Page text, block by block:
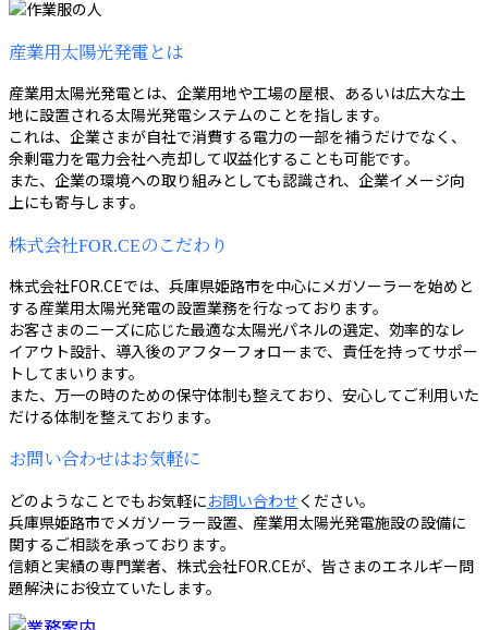
産業用太陽光発電とは
産業用太陽光発電とは、企業用地や工場の屋根、あるいは広大な土
地に設置される太陽光発電システムのことを指します。
これは、企業さまが自社で消費する電力の一部を補うだけでなく、
余剰電力を電力会社へ売却して収益化することも可能です。
また、企業の環境への取り組みとしても認識され、企業イメージ向
上にも寄与します。
株式会社FOR.CEのこだわり
株式会社FOR.CEでは、兵庫県姫路市を中心にメガソーラーを始めと
する産業用太陽光発電の設置業務を行なっております。
お客さまのニーズに応じた最適な太陽光パネルの選定、効率的なレ
イアウト設計、導入後のアフターフォローまで、責任を持ってサポー
トしてまいります。
また、万一の時のための保守体制も整えており、安心してご利用いた
だける体制を整えております。
お問い合わせはお気軽に
どのようなことでもお気軽にお問い合わせ ください。
兵庫県姫路市でメガソーラー設置、産業用太陽光発電施設の設備に
関するご相談を承っております。
信頼と実績の専門業者、株式会社FOR.CEが、皆さまのエネルギー問
題解決にお役立ていたします。